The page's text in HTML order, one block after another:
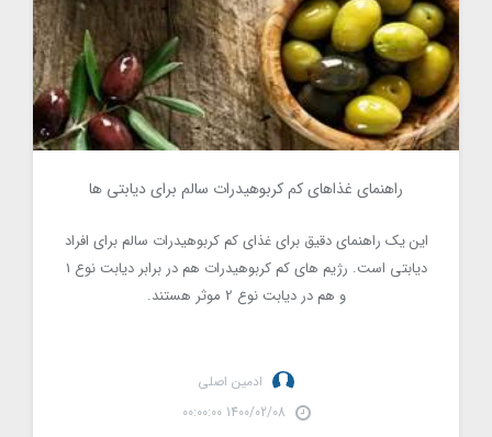
2696راهنمای غذاهای کم کربوهیدرات سالم برای دیابتی ها
این یک راهنمای دقیق برای غذای کم کربوهیدرات سالم برای افراد
دیابتی است. رژیم های کم کربوهیدرات هم در برابر دیابت نوع 1
و هم در دیابت نوع 2 موثر هستند.
ادمین اصلی
1400/02/08 00:00:00